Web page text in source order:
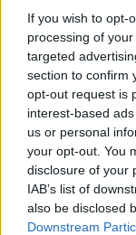
If you wish to opt-
processing of
targeted
section to confirm
opt-out request is
interest-based
us or personal
your opt-out. You
disclosure of your
IAB’s list of
also be disclosed
Downstream
kabinti ant
priedangos
sulaikė.
Jis neturėjo
esąs. VSAT
tapatybė